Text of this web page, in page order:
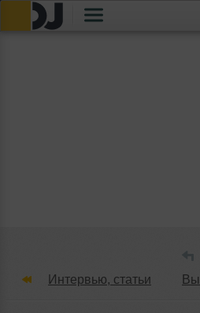
Интервью, статьи